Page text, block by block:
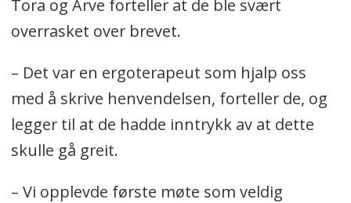
Tora og Arve forteller at de ble svært
overrasket over brevet.
– Det var en ergoterapeut som hjalp oss
med å skrive henvendelsen, forteller de, og
legger til at de hadde inntrykk av at dette
skulle gå greit.
– Vi opplevde første møte som veldig